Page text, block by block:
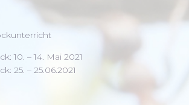
10. – 14. Mai 2021
25. – 25.06.2021